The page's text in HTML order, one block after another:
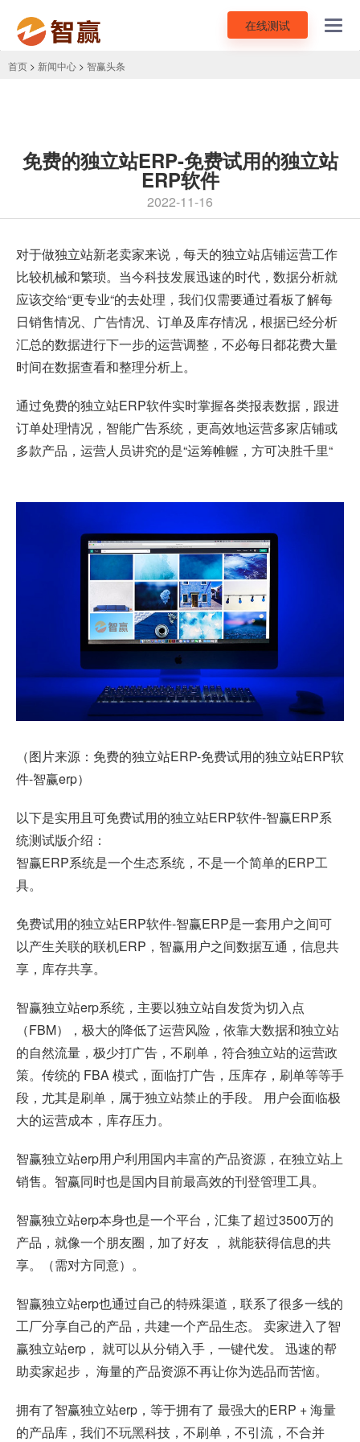
在线测试
首页 > 新闻中心 > 智赢头条
免费的独立站ERP-免费试用的独立站
ERP软件
2022-11-16
对于做独立站新老卖家来说，每天的独立站店铺运营工作
比较机械和繁琐。当今科技发展迅速的时代，数据分析就
应该交给“更专业“的去处理，我们仅需要通过看板了解每
日销售情况、广告情况、订单及库存情况，根据已经分析
汇总的数据进行下一步的运营调整，不必每日都花费大量
时间在数据查看和整理分析上。
通过免费的独立站ERP软件实时掌握各类报表数据，跟进
订单处理情况，智能广告系统，更高效地运营多家店铺或
多款产品，运营人员讲究的是“运筹帷幄，方可决胜千里“
（图片来源：免费的独立站ERP-免费试用的独立站ERP软
件-智赢erp）
以下是实用且可免费试用的独立站ERP软件-智赢ERP系
统测试版介绍：
智赢ERP系统是一个生态系统，不是一个简单的ERP工
具。
免费试用的独立站ERP软件-智赢ERP是一套用户之间可
以产生关联的联机ERP，智赢用户之间数据互通，信息共
享，库存共享。
智赢独立站erp系统，主要以独立站自发货为切入点
（FBM），极大的降低了运营风险，依靠大数据和独立站
的自然流量，极少打广告，不刷单，符合独立站的运营政
策。传统的 FBA 模式，面临打广告，压库存，刷单等等手
段，尤其是刷单，属于独立站禁止的手段。 用户会面临极
大的运营成本，库存压力。
智赢独立站erp用户利用国内丰富的产品资源，在独立站上
销售。智赢同时也是国内目前最高效的刊登管理工具。
智赢独立站erp本身也是一个平台，汇集了超过3500万的
产品，就像一个朋友圈，加了好友 ， 就能获得信息的共
享。（需对方同意）。
智赢独立站erp也通过自己的特殊渠道，联系了很多一线的
工厂分享自己的产品，共建一个产品生态。 卖家进入了智
赢独立站erp， 就可以从分销入手，一键代发。 迅速的帮
助卖家起步， 海量的产品资源不再让你为选品而苦恼。
拥有了智赢独立站erp，等于拥有了 最强大的ERP + 海量
的产品库，我们不玩黑科技，不刷单，不引流，不合并